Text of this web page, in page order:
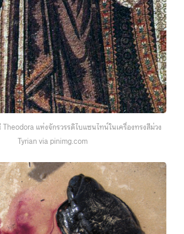
แห่งจักรวรรดิไบแซนไทน์ในเครื่องทรงสีม่วง
Tyrian via pinimg.com